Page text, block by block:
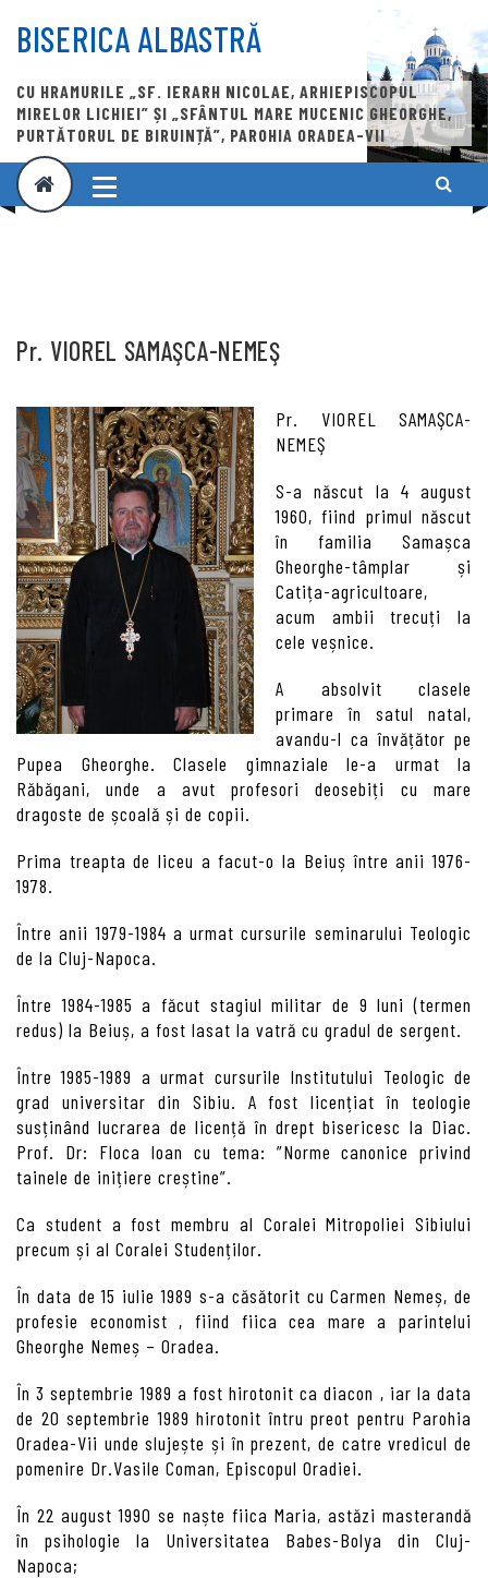
content
BISERICA ALBASTRĂ
CU HRAMURILE „SF. IERARH NICOLAE, ARHIEPISCOPUL
MIRELOR LICHIEI” ȘI „SFÂNTUL MARE MUCENIC GHEORGHE,
PURTĂTORUL DE BIRUINȚĂ”, PAROHIA ORADEA-VII
Pr. VIOREL SAMAŞCA-NEMEŞ
Pr. VIOREL SAMAŞCA-
NEMEŞ
S-a născut la 4 august
1960, fiind primul născut
în familia Samașca
Gheorghe-tâmplar și
Catița-agricultoare,
acum ambii trecuți la
cele veșnice.
A absolvit clasele
primare în satul natal,
avandu-l ca învățător pe
Pupea Gheorghe. Clasele gimnaziale le-a urmat la
Răbăgani, unde a avut profesori deosebiți cu mare
dragoste de școală și de copii.
Prima treapta de liceu a facut-o la Beiuș între anii 1976-
1978.
Între anii 1979-1984 a urmat cursurile seminarului Teologic
de la Cluj-Napoca.
Între 1984-1985 a făcut stagiul militar de 9 luni (termen
redus) la Beiuș, a fost lasat la vatră cu gradul de sergent.
Între 1985-1989 a urmat cursurile Institutului Teologic de
grad universitar din Sibiu. A fost licențiat în teologie
susținând lucrarea de licență în drept bisericesc la Diac.
Prof. Dr: Floca Ioan cu tema: ”Norme canonice privind
tainele de inițiere creștine”.
Ca student a fost membru al Coralei Mitropoliei Sibiului
precum și al Coralei Studenților.
În data de 15 iulie 1989 s-a căsătorit cu Carmen Nemeș, de
profesie economist , fiind fiica cea mare a parintelui
Gheorghe Nemeș – Oradea.
În 3 septembrie 1989 a fost hirotonit ca diacon , iar la data
de 20 septembrie 1989 hirotonit întru preot pentru Parohia
Oradea-Vii unde slujește și în prezent, de catre vredicul de
pomenire Dr.Vasile Coman, Episcopul Oradiei.
În 22 august 1990 se naște fiica Maria, astăzi masterandă
în psihologie la Universitatea Babes-Bolya din Cluj-
Napoca;